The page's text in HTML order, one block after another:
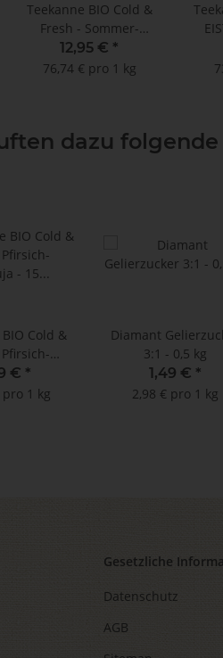
Teekanne BIO Cold &
Fresh - Sommer-
Probierpaket - 4 x 15
Doppelkammerbeutel
12,95 € *
76,74 € pro 1 kg
dazu
Cold &
- 15
à
€ *
pro 1 kg
Diamant
3:1 - 0,5 kg
1,49 € *
2,98 € pro 1 kg
Gesetzliche
Datenschutz
AGB